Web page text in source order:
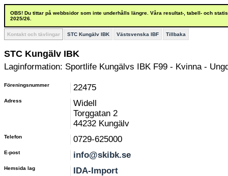
OBS! Du tittar på webbsidor som inte underhålls längre. Våra resultat-, tabell- och
2025/26.
Kontakt och tävlingar STC Kungälv IBK Västsvenska IBF Tillbaka
STC Kungälv IBK
Laginformation: Sportlife Kungälvs IBK F99 - Kvinna -
Föreningsnummer 22475
Adress
Widell
Torggatan 2
44232 Kungälv
Telefon 0729-625000
E-post info@skibk.se
Hemsida lag IDA-Import